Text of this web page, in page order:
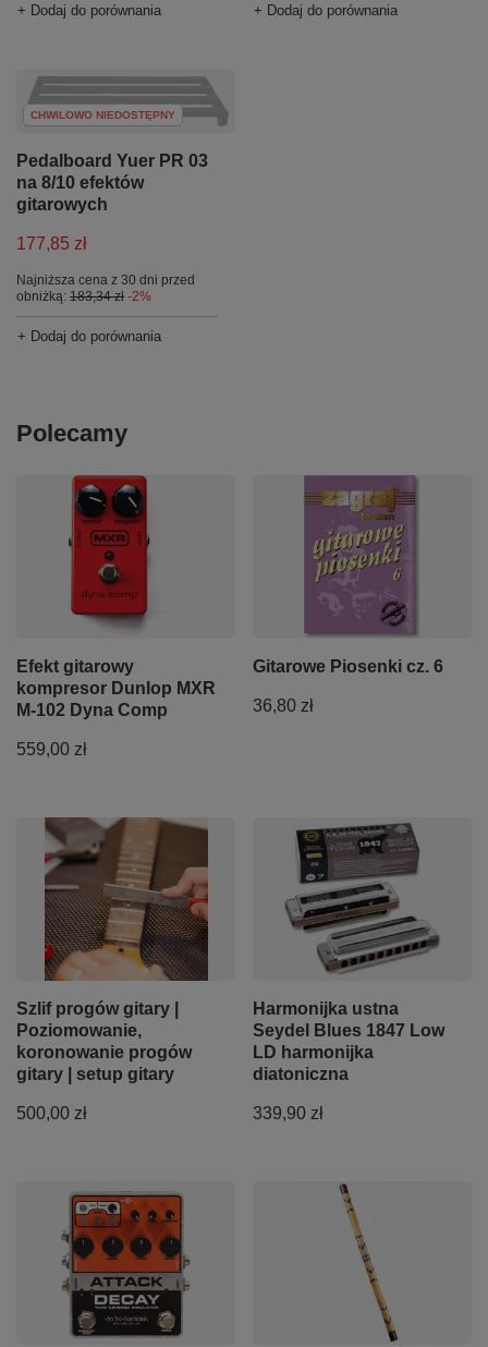
+ Dodaj do porównania + Dodaj do porównania
CHWILOWO NIEDOSTĘPNY
Pedalboard Yuer PR 03
na 8/10 efektów
gitarowych
177,85 zł
Najniższa cena z 30 dni przed
obniżką: 183,34 zł -2%
+ Dodaj do porównania
Polecamy
Efekt gitarowy
kompresor Dunlop MXR
M-102 Dyna Comp
559,00 zł
Gitarowe Piosenki cz. 6
36,80 zł
Szlif progów gitary |
Poziomowanie,
koronowanie progów
gitary | setup gitary
500,00 zł
Harmonijka ustna
Seydel Blues 1847 Low
LD harmonijka
diatoniczna
339,90 zł